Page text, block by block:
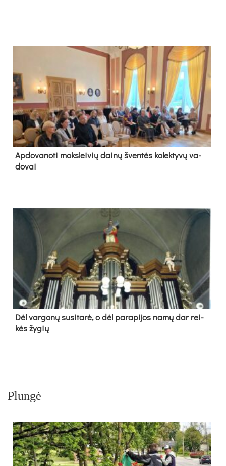
Ap­do­va­no­ti moks­lei­vių dai­nų šven­tės ko­lek­ty­vų va­
do­vai
Dėl var­go­nų su­si­ta­rė, o dėl pa­ra­pi­jos na­mų dar rei­
kės žy­gių
Plungė